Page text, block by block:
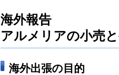
海外報告
アルメリアの小売
海外出張の目的